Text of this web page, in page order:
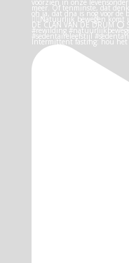
Intermittent fasting: hou het